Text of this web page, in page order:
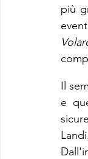
più
Il
e